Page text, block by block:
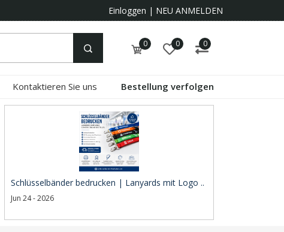
Einloggen | NEU ANMELDEN
0 0 0
Kontaktieren Sie uns Bestellung verfolgen
Schlüsselbänder bedrucken | Lanyards mit Logo ..
Jun 24 - 2026